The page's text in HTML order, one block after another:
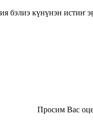
бэлиэ күнүнэн истиҥ
Просим Вас